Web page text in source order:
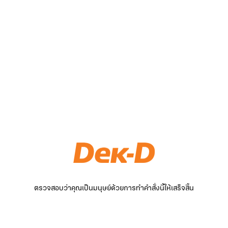
ตรวจสอบว่าคุณเป็นมนุษย์ด้วยการทำคำสั่งนี้ให้เสร็จสิ้น